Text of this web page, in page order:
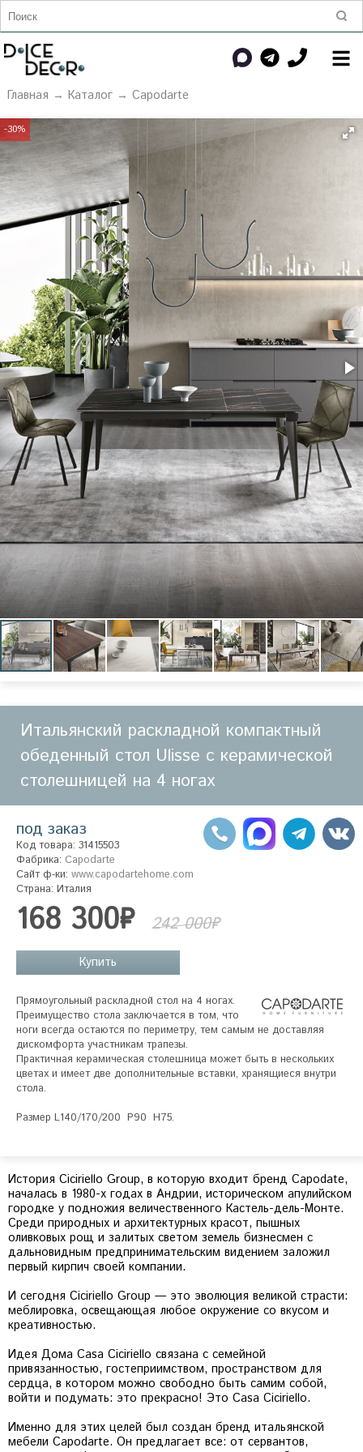
Главная → Каталог→ Capodarte
-30%
Итальянский раскладной компактный
обеденный стол Ulisse с керамической
столешницей на 4 ногах
под заказ
Код товара: 31415503
Фабрика: Capodarte
Сайт ф-ки: www.capodartehome.com
Страна: Италия
168 300₽ 242 000₽
Купить
Прямоугольный раскладной стол на 4 ногах.
Преимущество стола заключается в том, что
ноги всегда остаются по периметру, тем самым не доставляя
дискомфорта участникам трапезы.
Практичная керамическая столешница может быть в нескольких
цветах и имеет две дополнительные вставки, хранящиеся внутри
стола.
Размер L140/170/200  P90  H75.
История Ciciriello Group, в которую входит бренд Capodate,
началась в 1980-х годах в Андрии, историческом апулийском
городке у подножия величественного Кастель-дель-Монте.
Среди природных и архитектурных красот, пышных
оливковых рощ и залитых светом земель бизнесмен с
дальновидным предпринимательским видением заложил
первый кирпич своей компании.
И сегодня Ciciriello Group — это эволюция великой страсти:
меблировка, освещающая любое окружение со вкусом и
креативностью.
Идея Дома Casa Ciciriello связана с семейной
привязанностью, гостеприимством, пространством для
сердца, в котором можно свободно быть самим собой,
войти и подумать: это прекрасно! Это Casa Ciciriello.
Именно для этих целей был создан бренд итальянской
мебели Capodarte. Он предлагает все: от сервантов,